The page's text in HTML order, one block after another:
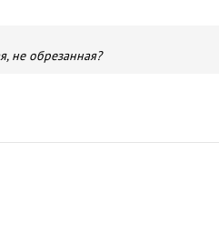
не обрезанная?